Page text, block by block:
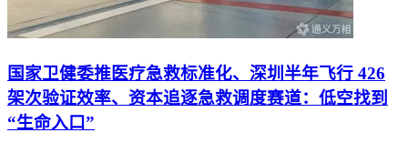
国家卫健委推医疗急救标准化、深圳半年飞行 426
架次验证效率、资本追逐急救调度赛道：低空找到
“生命入口”